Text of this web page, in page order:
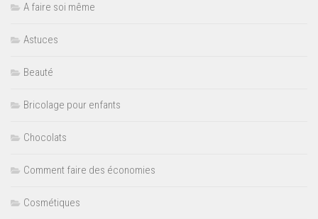
A faire soi même
Astuces
Beauté
Bricolage pour enfants
Chocolats
Comment faire des économies
Cosmétiques